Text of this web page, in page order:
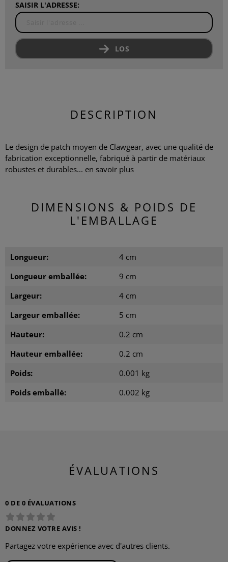
SAISIR L'ADRESSE:
LOS
DESCRIPTION
Le design de patch moyen de Clawgear, avec une qualité de
fabrication exceptionnelle, fabriqué à partir de matériaux
robustes et durables... en savoir plus
DIMENSIONS & POIDS DE
L'EMBALLAGE
Longueur:
4 cm
Longueur emballée:
9 cm
Largeur:
4 cm
Largeur emballée:
5 cm
Hauteur:
0.2 cm
Hauteur emballée:
0.2 cm
Poids:
0.001 kg
Poids emballé:
0.002 kg
ÉVALUATIONS
0 DE 0 ÉVALUATIONS
DONNEZ VOTRE AVIS !
Partagez votre expérience avec d'autres clients.